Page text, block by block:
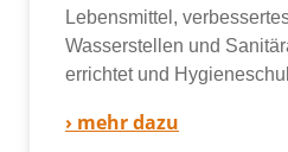
Lebensmittel,
Wasserstellen und
errich­tet und
› mehr dazu